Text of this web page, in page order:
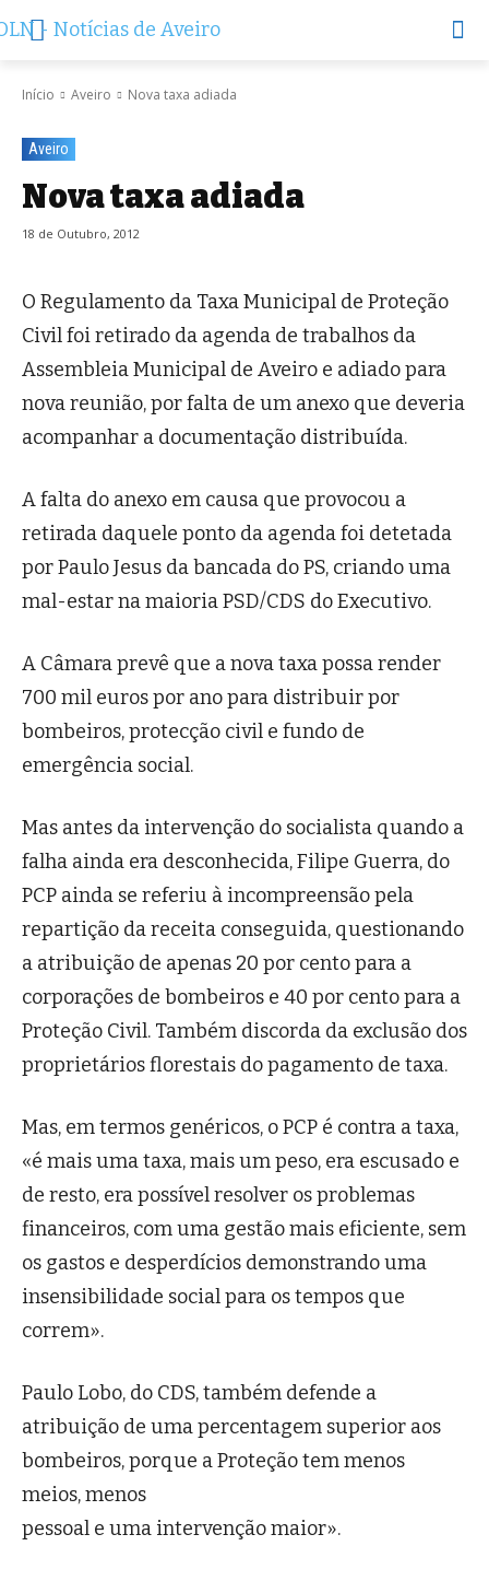
Início Aveiro Nova taxa adiada
Aveiro
Nova taxa adiada
18 de Outubro, 2012
O Regulamento da Taxa Municipal de Proteção
Civil foi retirado da agenda de trabalhos da
Assembleia Municipal de Aveiro e adiado para
nova reunião, por falta de um anexo que deveria
acompanhar a documentação distribuída.
A falta do anexo em causa que provocou a
retirada daquele ponto da agenda foi detetada
por Paulo Jesus da bancada do PS, criando uma
mal-estar na maioria PSD/CDS do Executivo.
A Câmara prevê que a nova taxa possa render
700 mil euros por ano para distribuir por
bombeiros, protecção civil e fundo de
emergência social.
Mas antes da intervenção do socialista quando a
falha ainda era desconhecida, Filipe Guerra, do
PCP ainda se referiu à incompreensão pela
repartição da receita conseguida, questionando
a atribuição de apenas 20 por cento para a
corporações de bombeiros e 40 por cento para a
Proteção Civil. Também discorda da exclusão dos
proprietários florestais do pagamento de taxa.
Mas, em termos genéricos, o PCP é contra a taxa,
«é mais uma taxa, mais um peso, era escusado e
de resto, era possível resolver os problemas
financeiros, com uma gestão mais eficiente, sem
os gastos e desperdícios demonstrando uma
insensibilidade social para os tempos que
correm».
Paulo Lobo, do CDS, também defende a
atribuição de uma percentagem superior aos
bombeiros, porque a Proteção tem menos
meios, menos
pessoal e uma intervenção maior».